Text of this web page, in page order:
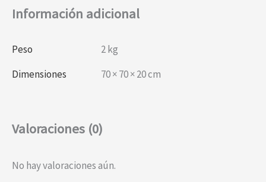
Información adicional
Peso
2 kg
Dimensiones
70 × 70 × 20 cm
Valoraciones (0)
No hay valoraciones aún.